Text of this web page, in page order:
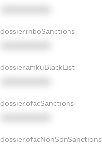
dossier.rnboSanctions
dossier.amkuBlackList
dossier.ofacSanctions
dossier.ofacNonSdnSanctions